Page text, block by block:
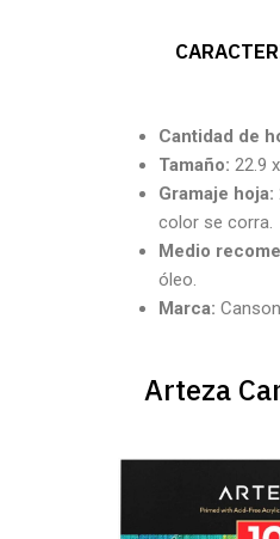
Cantidad de
Tamaño: 22.9
Gramaje hoja:
color se corra.
Medio
óleo.
Marca: Canson
Arteza